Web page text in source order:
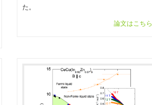
た。
論文はこちら